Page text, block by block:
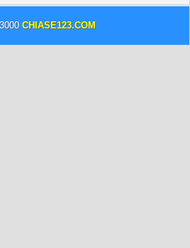
CHIASE123.COM